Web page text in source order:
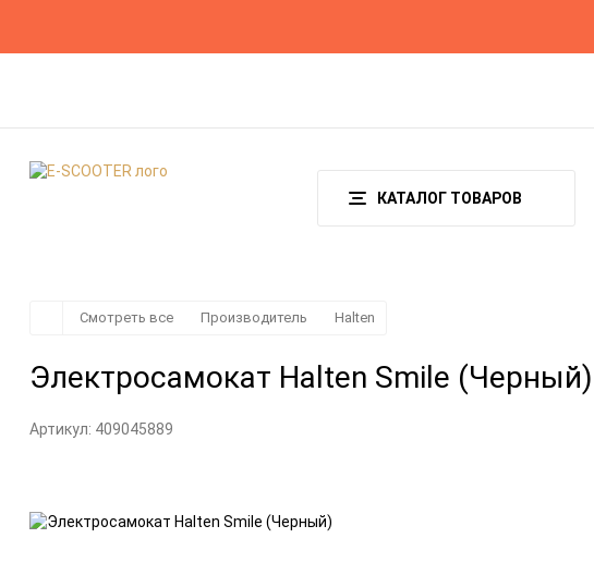
О магазине Гарантия Оплата и доставка Прокат
КАТАЛОГ ТОВАРОВ
Смотреть все Производитель Halten
Электросамокат Halten Smile (Черный)
Артикул: 409045889